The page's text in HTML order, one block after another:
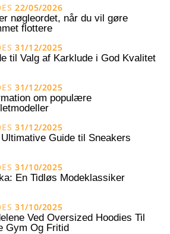
22/05/2026
nøgleordet, når du vil gøre
flottere
31/12/2025
til Valg af Karklude i God Kvalitet
31/12/2025
om populære
31/12/2025
Guide til Sneakers
31/10/2025
En Tidløs Modeklassiker
31/10/2025
Ved Oversized Hoodies Til
Gym Og Fritid